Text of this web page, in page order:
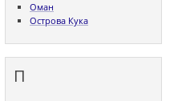
Оман
Острова Кука
П